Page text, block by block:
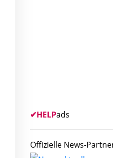
✔HELPads
Offizielle News-